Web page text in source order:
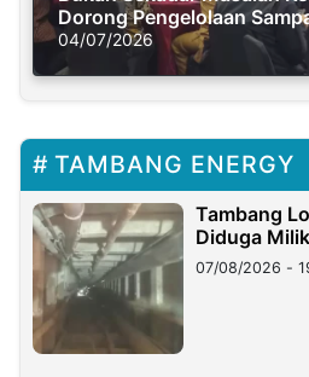
Dorong Pengelolaan
Solusi Krisis Iklim
04/07/2026
TAMBANG ENERGY
Tambang
Diduga
07/08/2026 -